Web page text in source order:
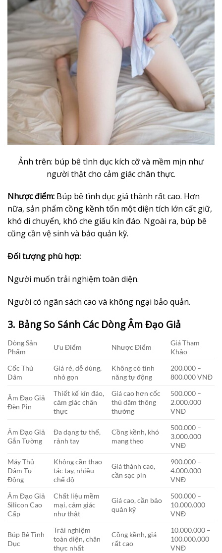
Ảnh trên: búp bê tình dục kích cỡ và mềm mịn như
người thật cho cảm giác chân thực.
Nhược điểm: Búp bê tình dục giá thành rất cao. Hơn
nữa, sản phẩm cồng kềnh tốn một diện tích lớn cất giữ,
khó di chuyển, khó che giấu kín đáo. Ngoài ra, búp bê
cũng cần vệ sinh và bảo quản kỹ.
Đối tượng phù hợp:
Người muốn trải nghiệm toàn diện.
Người có ngân sách cao và không ngại bảo quản.
3. Bảng So Sánh Các Dòng Âm Đạo Giả
Dòng Sản
Phẩm
Ưu Điểm Nhược Điểm
Giá Tham
Khảo
Cốc Thủ
Dâm
Giá rẻ, dễ dùng,
nhỏ gọn
Không có tính
năng tự động
200.000 –
800.000 VNĐ
Âm Đạo Giả
Đèn Pin
Thiết kế kín đáo,
cảm giác chân
thực
Giá cao hơn cốc
thủ dâm thông
thường
500.000 –
2.000.000
VNĐ
Âm Đạo Giả
Gắn Tường
Đa dạng tư thế,
rảnh tay
Cồng kềnh, khó
mang theo
500.000 –
3.000.000
VNĐ
Máy Thủ
Dâm Tự
Động
Không cần thao
tác tay, nhiều
chế độ
Giá thành cao,
cần sạc pin
900.000 –
4.000.000
VNĐ
Âm Đạo Giả
Silicon Cao
Cấp
Chất liệu mềm
mại, cảm giác
như thật
Giá cao, cần bảo
quản kỹ
500.000 –
10.000.000
VNĐ
Búp Bê Tình
Dục
Trải nghiệm
toàn diện, chân
thực nhất
Cồng kềnh, giá
rất cao
10.000.000 –
100.000.000
VNĐ